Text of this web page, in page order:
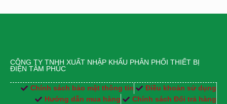
CÔNG TY TNHH XUẤT NHẬP KHẨU PHÂN PHỐI THIẾT BỊ
ĐIỆN TÂM PHÚC
Chính sách bảo mật thông tin
Điều khoản sử dụng
Hướng dẫn mua hàng
Chính sách Đổi trả hàng